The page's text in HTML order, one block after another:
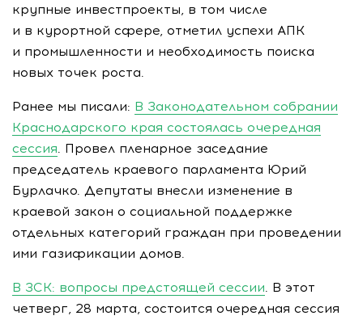
крупные инвестпроекты, в том числе
и в курортной сфере, отметил успехи АПК
и промышленности и необходимость поиска
новых точек роста.
Ранее мы писали: В Законодательном собрании
Краснодарского края состоялась очередная
сессия. Провел пленарное заседание
председатель краевого парламента Юрий
Бурлачко. Депутаты внесли изменение в
краевой закон о социальной поддержке
отдельных категорий граждан при проведении
ими газификации домов.
В ЗСК: вопросы предстоящей сессии. В этот
четверг, 28 марта, состоится очередная сессия